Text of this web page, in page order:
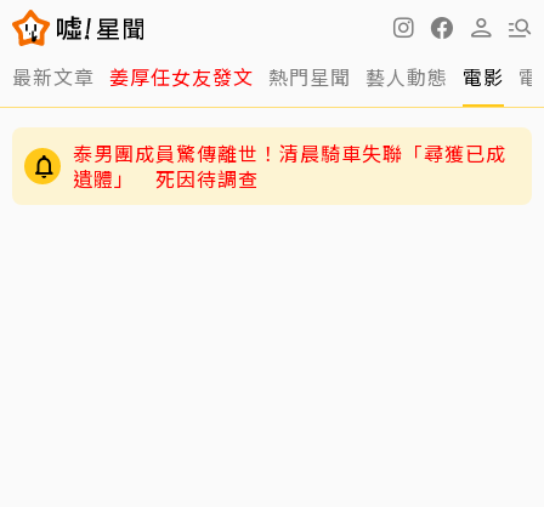
最新文章 姜厚任女友發文 熱門星聞 藝人動態 電影
泰男團成員驚傳離世！清晨騎車失聯「尋獲已成
遺體」 死因待調查